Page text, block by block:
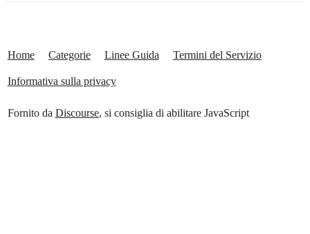
Home Categorie Linee Guida Termini del Servizio
Informativa sulla privacy
Fornito da Discourse, si consiglia di abilitare JavaScript